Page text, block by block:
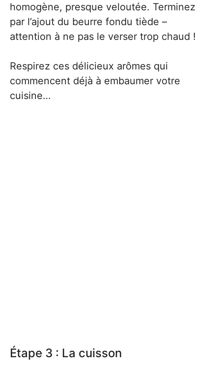
homogène, presque veloutée. Terminez
par l’ajout du beurre fondu tiède –
attention à ne pas le verser trop chaud !
Respirez ces délicieux arômes qui
commencent déjà à embaumer votre
cuisine…
Étape 3 : La cuisson